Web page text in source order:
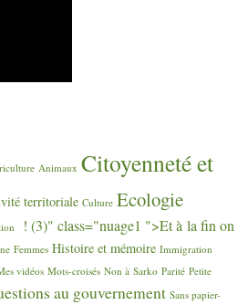
Animaux Citoyenneté et
territoriale Culture Ecologie
! (3)" class="nuage1 ">Et à la fin on
Femmes Histoire et mémoire Immigration
vidéos Mots-croisés Non à Sarko Parité Petite
au gouvernement Sans papier-